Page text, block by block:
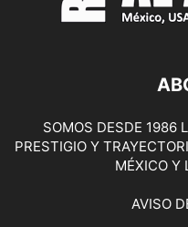
SOMOS DESDE 1986
PRESTIGIO Y
MÉXICO Y
AVISO